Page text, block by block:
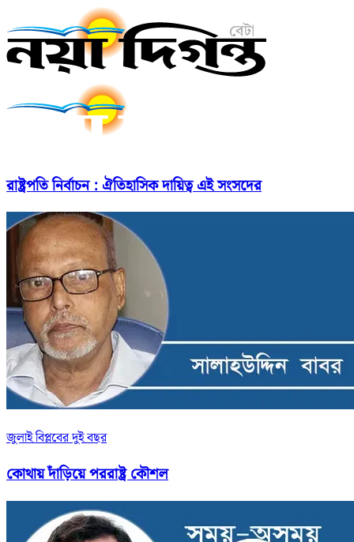
রাষ্ট্রপতি নির্বাচন : ঐতিহাসিক দায়িত্ব এই সংসদের
জুলাই বিপ্লবের দুই বছর
কোথায় দাঁড়িয়ে পররাষ্ট্র কৌশল